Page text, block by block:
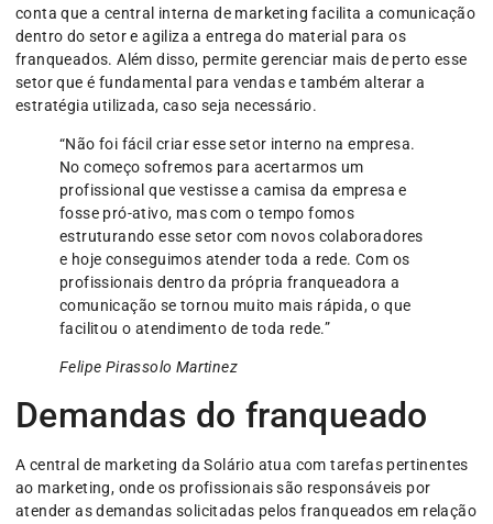
conta que a central interna de marketing facilita a comunicação
dentro do setor e agiliza a entrega do material para os
franqueados. Além disso, permite gerenciar mais de perto esse
setor que é fundamental para vendas e também alterar a
estratégia utilizada, caso seja necessário.
“Não foi fácil criar esse setor interno na empresa.
No começo sofremos para acertarmos um
profissional que vestisse a camisa da empresa e
fosse pró-ativo, mas com o tempo fomos
estruturando esse setor com novos colaboradores
e hoje conseguimos atender toda a rede. Com os
profissionais dentro da própria franqueadora a
comunicação se tornou muito mais rápida, o que
facilitou o atendimento de toda rede.”
Felipe Pirassolo Martinez
Demandas do franqueado
A central de marketing da Solário atua com tarefas pertinentes
ao marketing, onde os profissionais são responsáveis por
atender as demandas solicitadas pelos franqueados em relação